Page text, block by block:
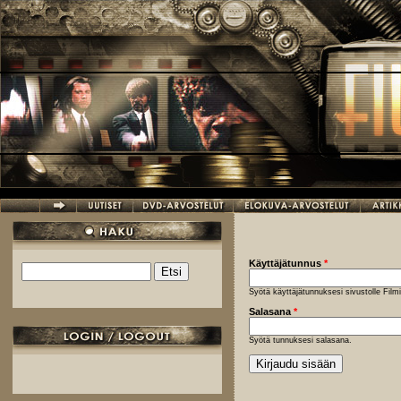
Hyppää pääsisältöön
Hakulomake
Käyttäjätunnus *
Syötä käyttäjätunnuksesi sivustolle
Salasana *
Syötä tunnuksesi salasana.